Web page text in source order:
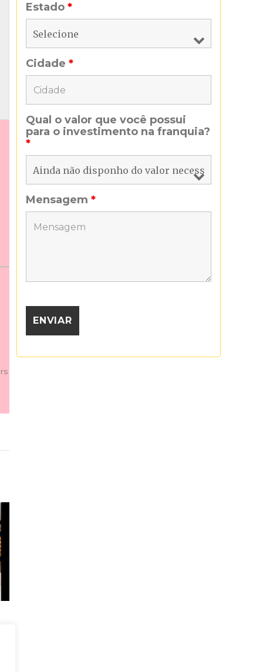
Estado *
Cidade *
Qual o valor que você possui
para o investimento na franquia?
*
Mensagem *